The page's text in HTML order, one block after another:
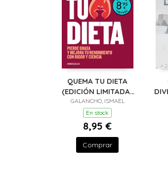
QUEMA TU DIETA
(EDICIÓN LIMITADA ·
VERANO)
GALANCHO, ISMAEL
En stock
8,95 €
Comprar